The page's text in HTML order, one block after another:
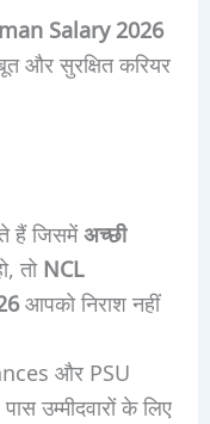
Salary 2026
सुरक्षित करियर
हैं जिसमेंअच्छी
तोNCL
आपको निराश नहीं
और PSU
उम्मीदवारों के लिए